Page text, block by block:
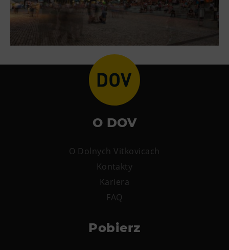
O DOV
O Dolnych Vitkovicach
Kontakty
Kariera
FAQ
Pobierz